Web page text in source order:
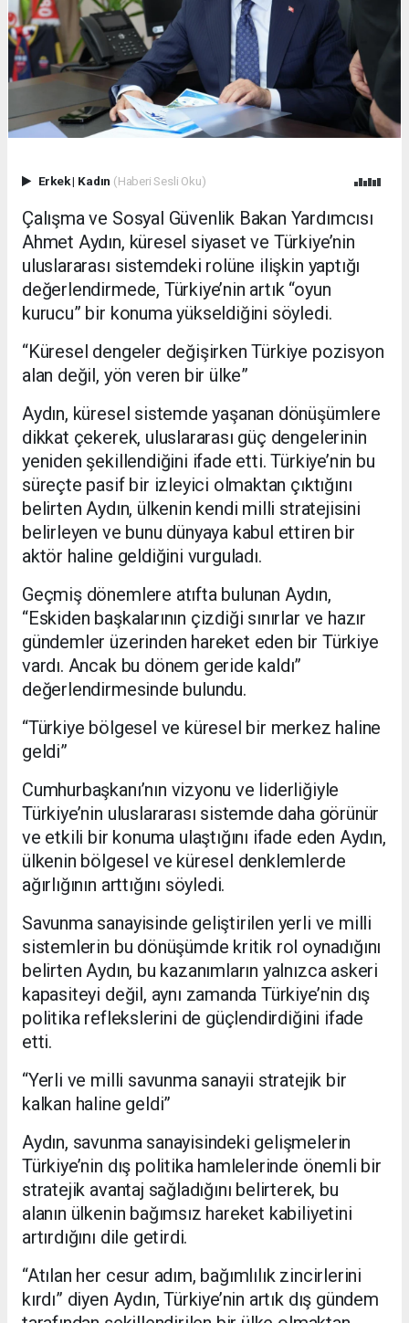
Erkek| Kadın (Haberi Sesli Oku)
Çalışma ve Sosyal Güvenlik Bakan Yardımcısı
Ahmet Aydın, küresel siyaset ve Türkiye’nin
uluslararası sistemdeki rolüne ilişkin yaptığı
değerlendirmede, Türkiye’nin artık “oyun
kurucu” bir konuma yükseldiğini söyledi.
“Küresel dengeler değişirken Türkiye pozisyon
alan değil, yön veren bir ülke”
Aydın, küresel sistemde yaşanan dönüşümlere
dikkat çekerek, uluslararası güç dengelerinin
yeniden şekillendiğini ifade etti. Türkiye’nin bu
süreçte pasif bir izleyici olmaktan çıktığını
belirten Aydın, ülkenin kendi milli stratejisini
belirleyen ve bunu dünyaya kabul ettiren bir
aktör haline geldiğini vurguladı.
Geçmiş dönemlere atıfta bulunan Aydın,
“Eskiden başkalarının çizdiği sınırlar ve hazır
gündemler üzerinden hareket eden bir Türkiye
vardı. Ancak bu dönem geride kaldı”
değerlendirmesinde bulundu.
“Türkiye bölgesel ve küresel bir merkez haline
geldi”
Cumhurbaşkanı’nın vizyonu ve liderliğiyle
Türkiye’nin uluslararası sistemde daha görünür
ve etkili bir konuma ulaştığını ifade eden Aydın,
ülkenin bölgesel ve küresel denklemlerde
ağırlığının arttığını söyledi.
Savunma sanayisinde geliştirilen yerli ve milli
sistemlerin bu dönüşümde kritik rol oynadığını
belirten Aydın, bu kazanımların yalnızca askeri
kapasiteyi değil, aynı zamanda Türkiye’nin dış
politika reflekslerini de güçlendirdiğini ifade
etti.
“Yerli ve milli savunma sanayii stratejik bir
kalkan haline geldi”
Aydın, savunma sanayisindeki gelişmelerin
Türkiye’nin dış politika hamlelerinde önemli bir
stratejik avantaj sağladığını belirterek, bu
alanın ülkenin bağımsız hareket kabiliyetini
artırdığını dile getirdi.
“Atılan her cesur adım, bağımlılık zincirlerini
kırdı” diyen Aydın, Türkiye’nin artık dış gündem